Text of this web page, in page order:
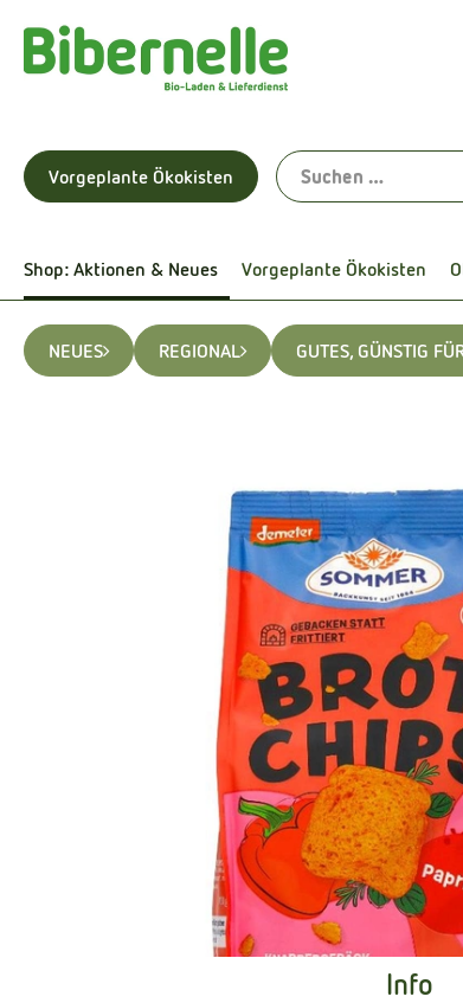
Vorgeplante Ökokisten
Shop: Aktionen & Neues Vorgeplante Ökokisten
NEUES REGIONAL GUTES, GÜNSTIG
Info